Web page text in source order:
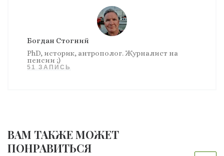
Богдан Стогний
PhD, историк, антрополог. Журналист на
пенсии ;)
51 ЗАПИСЬ
ВАМ ТАКЖЕ МОЖЕТ
ПОНРАВИТЬСЯ